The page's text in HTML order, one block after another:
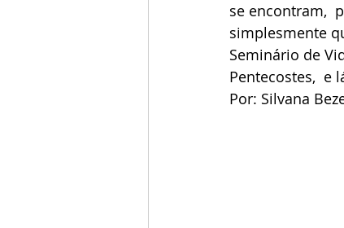
se encontram,
simplesmente
Seminário de
Pentecostes,  e
Por: Silvana